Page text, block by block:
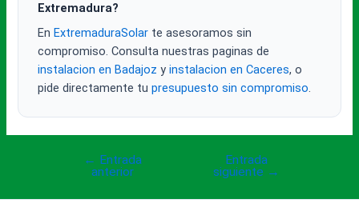
Extremadura?
En ExtremaduraSolar te asesoramos sin
compromiso. Consulta nuestras paginas de
instalacion en Badajoz yinstalacion en Caceres, o
pide directamente tupresupuesto sin compromiso.
Navegación
entradas
← Entrada
anterior
Entrada
siguiente →